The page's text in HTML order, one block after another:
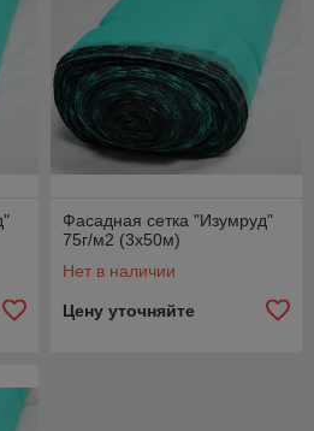
Фасадная сетка "Изумруд"
75г/м2 (3х50м)
Нет в наличии
Цену уточняйте